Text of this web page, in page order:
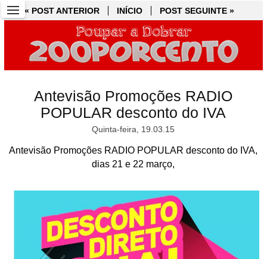
« POST ANTERIOR INÍCIO POST SEGUINTE »
Antevisão Promoções RADIO
POPULAR desconto do IVA
Quinta-feira, 19.03.15
Antevisão Promoções RADIO POPULAR desconto do IVA,
dias 21 e 22 março,
« POST ANTERIOR INÍCIO POST SEGUINTE »